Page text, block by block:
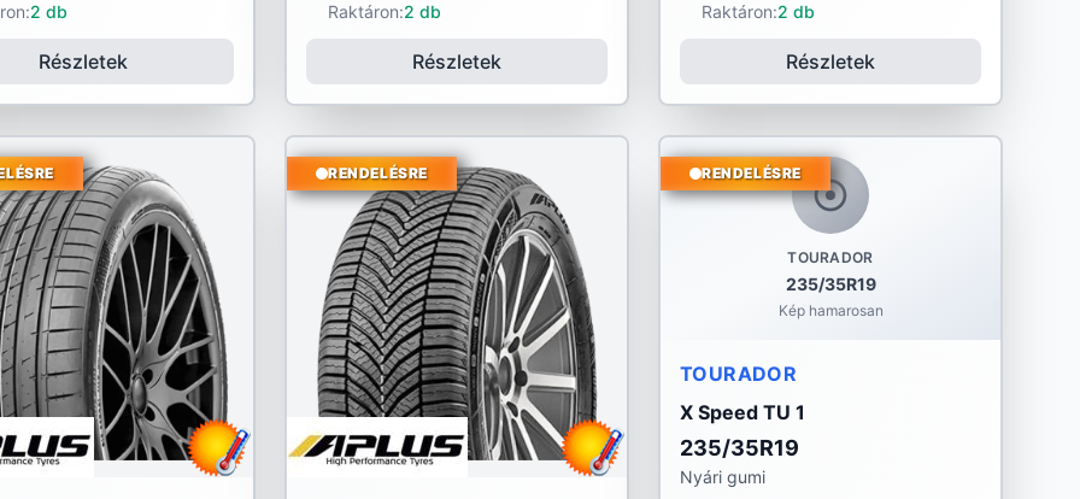
2 db
Részletek
Raktáron:2 db
Részletek
Raktáron:2 db
Részletek
RENDELÉSRE
TOURADOR
235/35R19
Kép hamarosan
RENDELÉSRE
TOURADOR
X Speed TU 1
235/35R19
Nyári gumi